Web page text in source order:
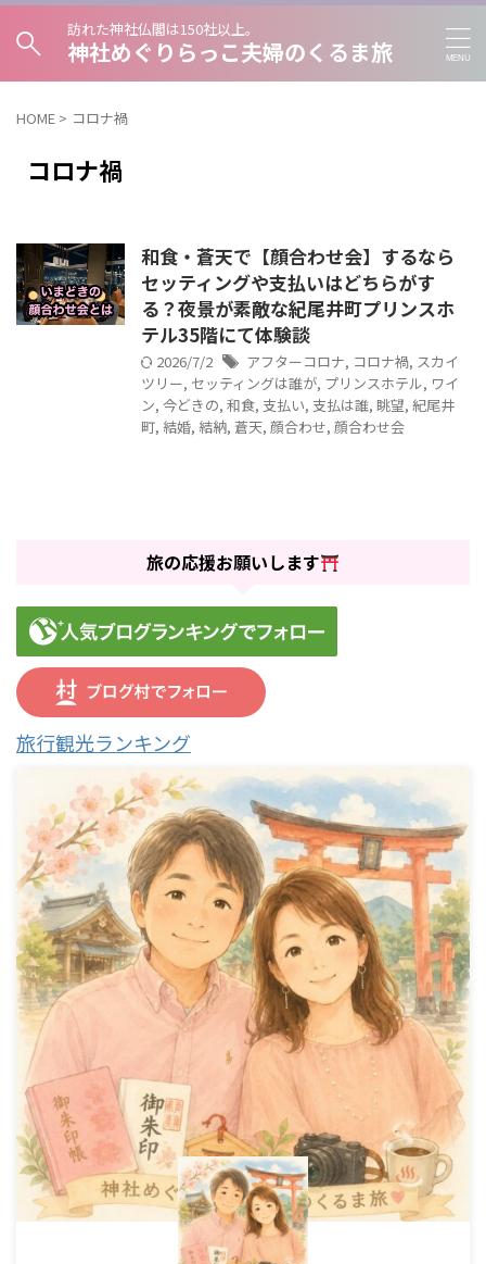
訪れた神社仏閣は150社以上。
神社めぐりらっこ夫婦のくるま旅
HOME > コロナ禍
コロナ禍
和食・蒼天で【顔合わせ会】するなら
セッティングや支払いはどちらがす
る？夜景が素敵な紀尾井町プリンスホ
テル35階にて体験談
2026/7/2 アフターコロナ, コロナ禍, スカイ
ツリー, セッティングは誰が, プリンスホテル, ワイ
ン, 今どきの, 和食, 支払い, 支払は誰, 眺望, 紀尾井
町, 結婚, 結納, 蒼天, 顔合わせ, 顔合わせ会
旅の応援お願いします
旅行観光ランキング